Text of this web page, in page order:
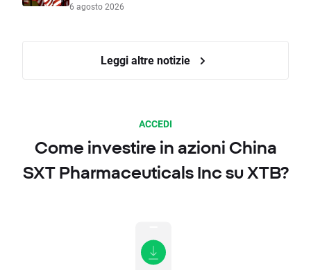
6 agosto 2026
Leggi altre notizie
ACCEDI
Come investire in azioni China
SXT Pharmaceuticals Inc su XTB?